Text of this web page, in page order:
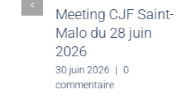
Chloé Le Roch,
vice-championne
du monde U20
5000m Marche,
Eugene (Oregon,